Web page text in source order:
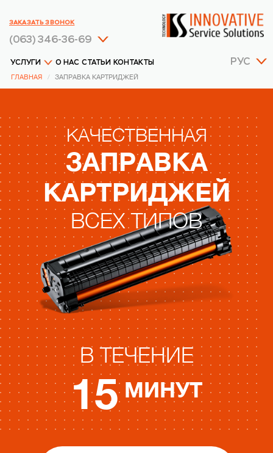
РУС
УСЛУГИ О НАС СТАТЬИ КОНТАКТЫ
(063) 346-36-69
ЗАКАЗАТЬ ЗВОНОК
ГЛАВНАЯ ЗАПРАВКА КАРТРИДЖЕЙ
КАЧЕСТВЕННАЯ
ЗАПРАВКА
КАРТРИДЖЕЙ
ВСЕХ ТИПОВ
В ТЕЧЕНИЕ
15 МИНУТ